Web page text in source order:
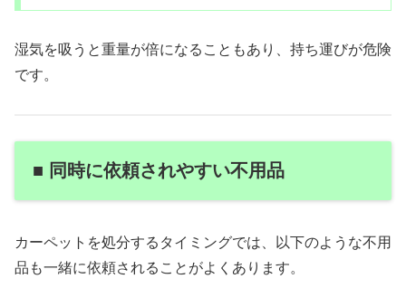
湿気を吸うと重量が倍になることもあり、持ち運びが危険
です。
■ 同時に依頼されやすい不用品
カーペットを処分するタイミングでは、以下のような不用
品も一緒に依頼されることがよくあります。